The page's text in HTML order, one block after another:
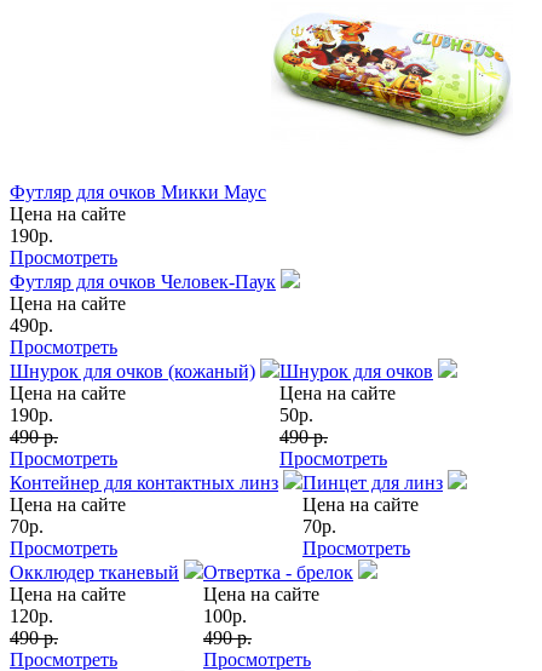
Футляр для очков Микки Маус
Цена на сайте
190р.
Просмотреть
Футляр для очков Человек-Паук
Цена на сайте
490р.
Просмотреть
Шнурок для очков (кожаный)
Цена на сайте
190р.
490 р.
Просмотреть
Шнурок для очков
Цена на сайте
50р.
490 р.
Просмотреть
Контейнер для контактных линз
Цена на сайте
70р.
Просмотреть
Пинцет для линз
Цена на сайте
70р.
Просмотреть
Окклюдер тканевый
Цена на сайте
120р.
490 р.
Просмотреть
Отвертка - брелок
Цена на сайте
100р.
490 р.
Просмотреть